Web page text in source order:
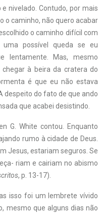
nivelado. Contudo, por mais
o caminho, não quero acabar
o caminho difícil com
possível queda se eu
lentamente. Mas, mesmo
à beira da cratera do
é que eu não estava
despeito do fato de que ando
que acabei desistindo.
G. White contou.
Enquanto
rumo à cidade de Deus.
Jesus, estariam seguros. Se
riam e cairiam no abismo
, p. 13-17).
isso foi um lembrete vívido
mesmo que alguns dias não